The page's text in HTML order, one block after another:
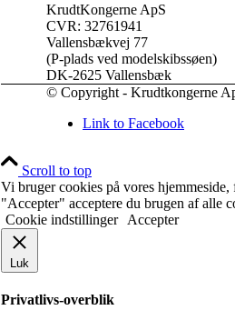
KrudtKongerne ApS
CVR: 32761941
Vallensbækvej 77
(P-plads ved modelskibssøen)
DK-2625 Vallensbæk
© Copyright - Krudtkongerne
Link to Facebook
Scroll to top
Vi bruger cookies på vores
"Accepter" acceptere du brugen af alle
Cookie indstillinger
Accepter
Luk
Privatlivs-overblik